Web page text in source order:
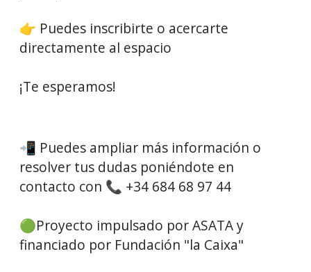
👉 Puedes inscribirte o acercarte
directamente al espacio
¡Te esperamos!
📲 Puedes ampliar más información o
resolver tus dudas poniéndote en
contacto con 📞 +34 684 68 97 44
🟢Proyecto impulsado por ASATA y
financiado por Fundación "la Caixa"